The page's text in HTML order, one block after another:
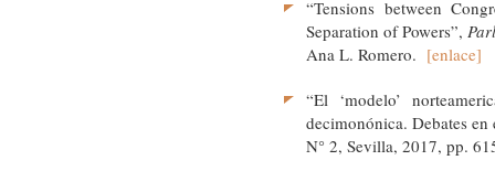
“Tensions between
Separation of Powers”,
Ana L. Romero. [enlace]
“El ‘modelo’
decimonónica. Debates
N° 2, Sevilla, 2017, pp.